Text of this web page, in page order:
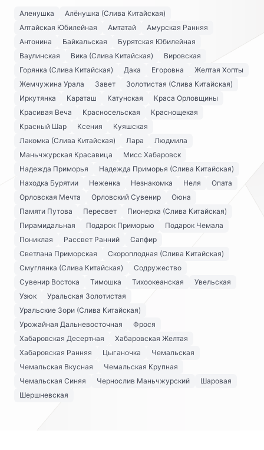
Аленушка
Алёнушка (Слива Китайская)
Алтайская Юбилейная
Амтатай
Амурская Ранняя
Антонина
Байкальская
Бурятская Юбилейная
Ваулинская
Вика (Слива Китайская)
Вировская
Горянка (Слива Китайская)
Дака Егоровна
Желтая Хопты
Жемчужина Урала
Завет
Золотистая (Слива Китайская)
Иркутянка
Караташ Катунская
Краса Орловщины
Красивая Веча
Красносельская
Краснощекая
Красный Шар
Ксения
Куяшская
Лакомка (Слива Китайская)
Лара
Людмила
Маньчжурская Красавица
Мисс Хабаровск
Надежда Приморья
Надежда Приморья (Слива Китайская)
Находка Бурятии
Неженка Незнакомка Неля
Опата
Орловская Мечта
Орловский Сувенир
Оюна
Памяти Путова
Пересвет
Пионерка (Слива Китайская)
Пирамидальная
Подарок Приморью
Подарок Чемала
Пониклая
Рассвет Ранний
Сапфир
Светлана Приморская
Скороплодная (Слива Китайская)
Смуглянка (Слива Китайская)
Содружество
Сувенир Востока
Тимошка Тихоокеанская
Увельская
Узюк
Уральская Золотистая
Уральские Зори (Слива Китайская)
Урожайная Дальневосточная
Фрося
Хабаровская Десертная
Хабаровская Желтая
Хабаровская Ранняя
Цыганочка
Чемальская
Чемальская Вкусная
Чемальская Крупная
Чемальская Синяя
Чернослив Маньчжурский
Шаровая
Шершневская